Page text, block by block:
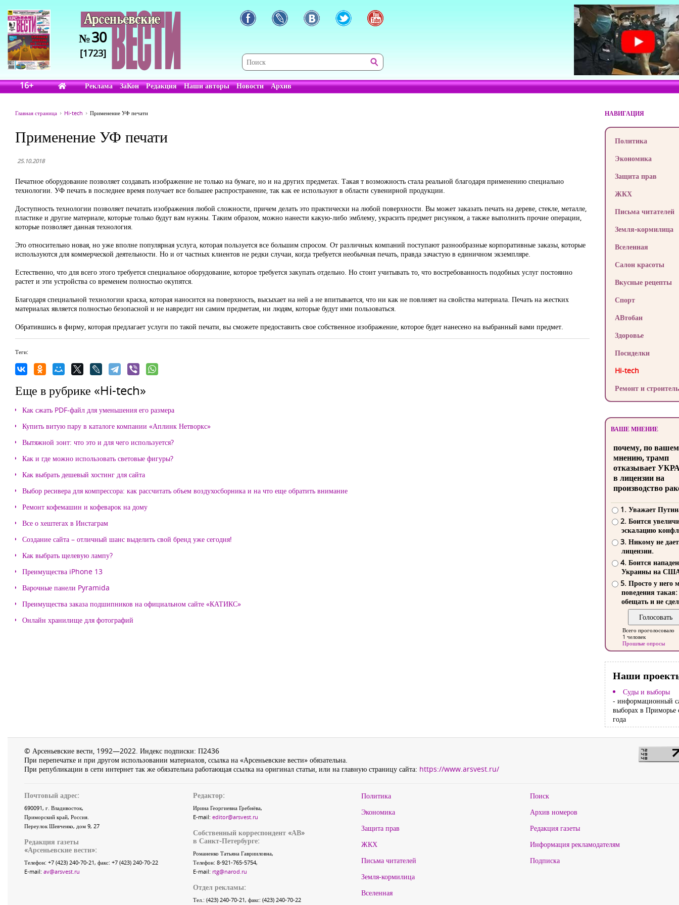
№30
[1723]
16+ Реклама ЗаКон Редакция Наши авторы Новости Архив
Главная страница Hi-tech Применение УФ печати
Применение УФ печати
25.10.2018
Печатное оборудование позволяет создавать изображение не только на бумаге, но и на других предметах. Такая т возможность стала реальной благодаря применению специально
технологии. УФ печать в последнее время получает все большее распространение, так как ее используют в области сувенирной продукции.
Доступность технологии позволяет печатать изображения любой сложности, причем делать это практически на любой поверхности. Вы может заказать печать на дереве, стекле, металле,
пластике и другие материале, которые только будут вам нужны. Таким образом, можно нанести какую-либо эмблему, украсить предмет рисунком, а также выполнить прочие операции,
которые позволяет данная технология.
Это относительно новая, но уже вполне популярная услуга, которая пользуется все большим спросом. От различных компаний поступают разнообразные корпоративные заказы, которые
используются для коммерческой деятельности. Но и от частных клиентов не редки случаи, когда требуется необычная печать, правда зачастую в единичном экземпляре.
Естественно, что для всего этого требуется специальное оборудование, которое требуется закупать отдельно. Но стоит учитывать то, что востребованность подобных услуг постоянно
растет и эти устройства со временем полностью окупятся.
Благодаря специальной технологии краска, которая наносится на поверхность, высыхает на ней а не впитывается, что ни как не повлияет на свойства материала. Печать на жестких
материалах является полностью безопасной и не навредит ни самим предметам, ни людям, которые будут ими пользоваться.
Обратившись в фирму, которая предлагает услуги по такой печати, вы сможете предоставить свое собственное изображение, которое будет нанесено на выбранный вами предмет.
Теги:
Еще в рубрике «Hi-tech»
Как сжать PDF-файл для уменьшения его размера
Купить витую пару в каталоге компании «Аплинк Нетворкс»
Вытяжной зонт: что это и для чего используется?
Как и где можно использовать световые фигуры?
Как выбрать дешевый хостинг для сайта
Выбор ресивера для компрессора: как рассчитать объем воздухосборника и на что еще обратить внимание
Ремонт кофемашин и кофеварок на дому
Все о хештегах в Инстаграм
Создание сайта – отличный шанс выделить свой бренд уже сегодня!
Как выбрать щелевую лампу?
Преимущества iPhone 13
Варочные панели Pyramida
Преимущества заказа подшипников на официальном сайте «КАТИКС»
Онлайн хранилище для фотографий
НАВИГАЦИЯ
Политика
Экономика
Защита прав
ЖКХ
Письма читателей
Земля-кормилица
Вселенная
Салон красоты
Вкусные рецепты
Спорт
АВтобан
Здоровье
Посиделки
Hi-tech
Ремонт и
ВАШЕ МНЕНИЕ
почему, по
мнению, трамп
отказывает
в лицензии на
производство
1. Уважает
2. Боится
эскалацию
3. Никому не
лицензии.
4. Боится
Украины на
5. Просто у него
поведения такая:
обещать и не
Всего проголосовало
1 человек
Прошлые опросы
Наши
Суды и выборы
- информационный
выборах в Приморье
года
© Арсеньевские вести, 1992—2022. Индекс подписки: П2436
При перепечатке и при другом использовании материалов, ссылка на «Арсеньевские вести» обязательна.
При републикации в сети интернет так же обязательна работающая ссылка на оригинал статьи, или на главную страницу сайта: https://www.arsvest.ru/
Почтовый адрес:
690091, г. Владивосток,
Приморский край, Россия.
Переулок Шевченко, дом 9, 27
Редакция газеты
«Арсеньевские вести»:
Телефон: +7 (423) 240-70-21, факс: +7 (423) 240-70-22
E-mail: av@arsvest.ru
Редактор:
Ирина Георгиевна Гребнёва,
E-mail: editor@arsvest.ru
Собственный корреспондент «АВ»
в Санкт-Петербурге:
Романенко Татьяна Гаврииловна,
Телефон: 8-921-765-5754,
E-mail: rtg@narod.ru
Отдел рекламы:
Тел.: (423) 240-70-21, факс: (423) 240-70-22
Политика
Экономика
Защита прав
ЖКХ
Письма читателей
Земля-кормилица
Вселенная
Поиск
Архив номеров
Редакция газеты
Информация рекламодателям
Подписка